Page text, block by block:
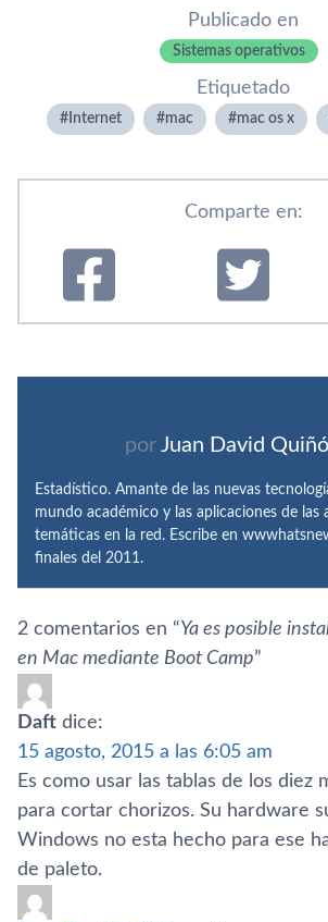
Publicado en
Sistemas operativos
Etiquetado
Internet mac mac os x
Comparte en:
por Juan David
Estadístico. Amante de las nuevas
mundo académico y las aplicaciones de las
temáticas en la red. Escribe en
finales del 2011.
2 comentarios en “Ya es posible
en Mac mediante Boot Camp”
Daft dice:
15 agosto, 2015 a las 6:05 am
Es como usar las tablas de los diez
para cortar chorizos. Su hardware
Windows no esta hecho para ese
de paleto.